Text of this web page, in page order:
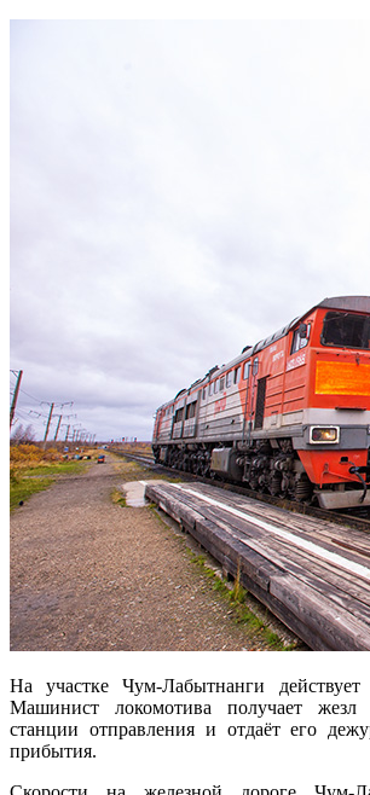
На участке Чум-Лабытнанги действует
Машинист локомотива получает
станции отправления и отдаёт его
прибытия.